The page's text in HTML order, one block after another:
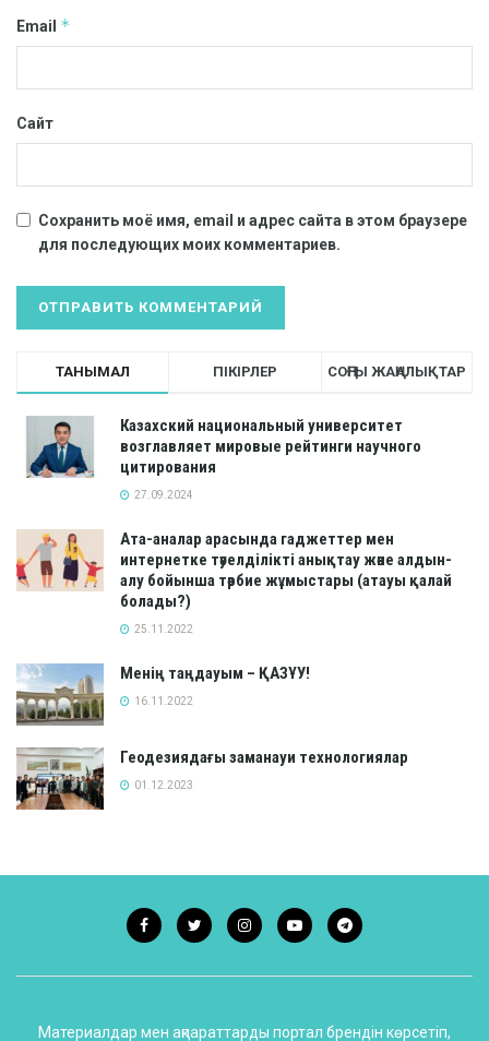
Email *
Сайт
Сохранить моё имя, email и адрес сайта в этом браузере
для последующих моих комментариев.
ТАНЫМАЛ ПІКІРЛЕР СОҢҒЫ ЖАҢАЛЫҚТАР
Казахский национальный университет
возглавляет мировые рейтинги научного
цитирования
27.09.2024
Ата-аналар арасында гаджеттер мен
интернетке тәуелділікті анықтау және алдын-
алу бойынша тәрбие жұмыстары (атауы қалай
болады?)
25.11.2022
Менің таңдауым – ҚАЗҰУ!
16.11.2022
Геодезиядағы заманауи технологиялар
01.12.2023
Материалдар мен ақпараттарды портал брендін көрсетіп,